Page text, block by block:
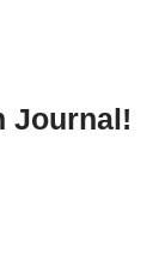
Journal!